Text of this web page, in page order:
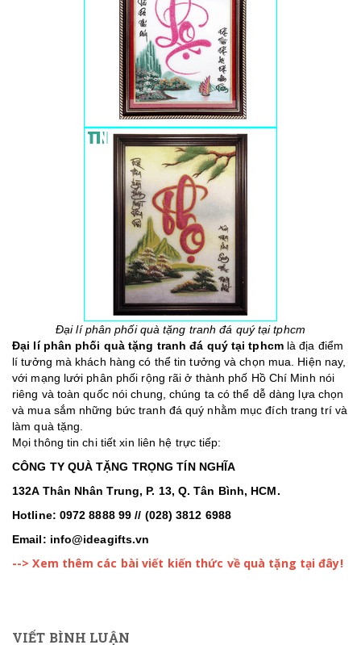
Đại lí phân phối quà tặng tranh đá quý tại tphcm
Đại lí phân phối quà tặng tranh đá quý tại tphcmlà địa điểm
lí tưởng mà khách hàng có thể tin tưởng và chọn mua. Hiện nay,
với mạng lưới phân phối rộng rãi ở thành phố Hồ Chí Minh nói
riêng và toàn quốc nói chung, chúng ta có thể dễ dàng lựa chọn
và mua sắm những bức tranh đá quý nhằm mục đích trang trí và
làm quà tặng.
Mọi thông tin chi tiết xin liên hệ trực tiếp:
CÔNG TY QUÀ TẶNG TRỌNG TÍN NGHĨA
132A Thân Nhân Trung, P. 13, Q. Tân Bình, HCM.
Hotline: 0972 8888 99 // (028) 3812 6988
Email: info@ideagifts.vn
--> Xem thêm các bài viết kiến thức về quà tặng tại đây!
VIẾT BÌNH LUẬN